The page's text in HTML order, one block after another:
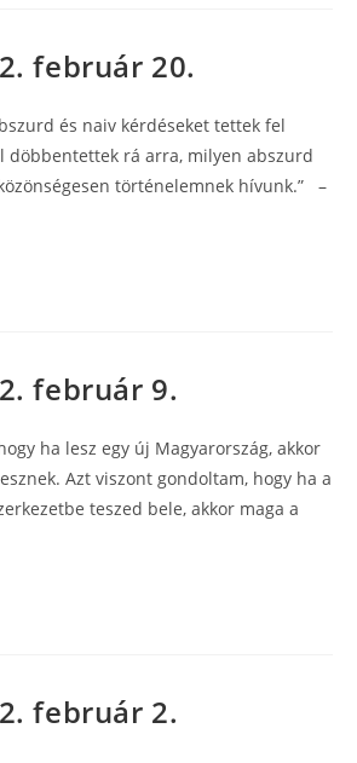
február 20.
és naiv kérdéseket tettek fel
döbbentettek rá arra, milyen abszurd
történelemnek hívunk.” –
február 9.
ha lesz egy új Magyarország, akkor
Azt viszont gondoltam, hogy ha a
teszed bele, akkor maga a
február 2.